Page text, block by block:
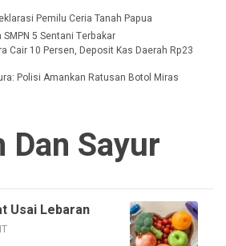
Pemilu Ceria Tanah Papua
5 Sentani Terbakar
Cair 10 Persen, Deposit Kas Daerah Rp23
Polisi Amankan Ratusan Botol Miras
Dan Sayur
Usai Lebaran